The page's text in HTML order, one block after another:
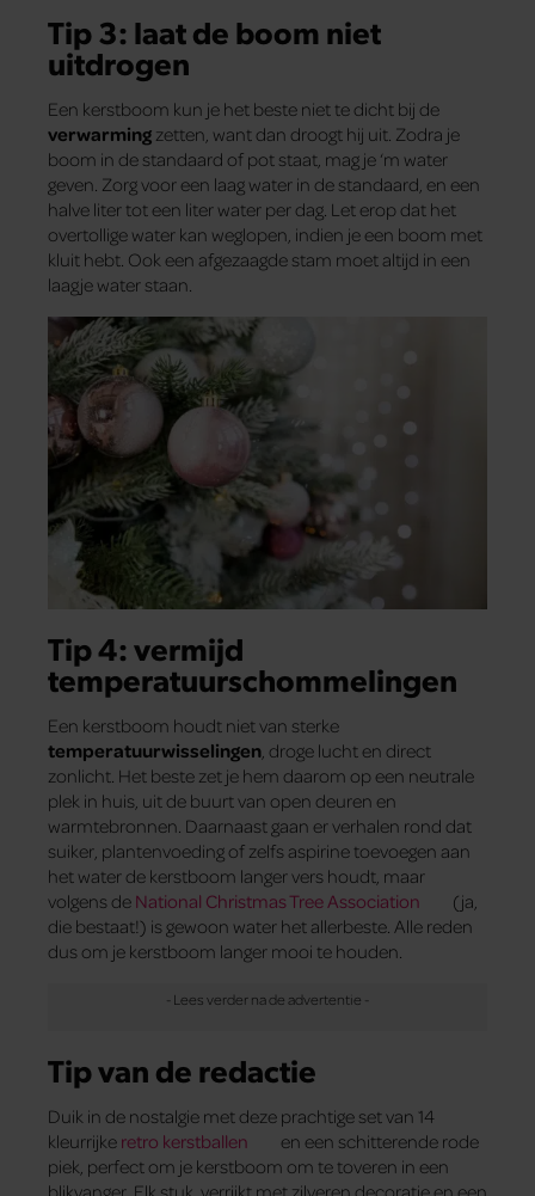
Tip 3: laat de boom niet
uitdrogen
Een kerstboom kun je het beste niet te dicht bij de
verwarming zetten, want dan droogt hij uit. Zodra je
boom in de standaard of pot staat, mag je ‘m water
geven. Zorg voor een laag water in de standaard, en een
halve liter tot een liter water per dag. Let erop dat het
overtollige water kan weglopen, indien je een boom met
kluit hebt. Ook een afgezaagde stam moet altijd in een
laagje water staan.
Tip 4: vermijd
temperatuurschommelingen
Een kerstboom houdt niet van sterke
temperatuurwisselingen , droge lucht en direct
zonlicht. Het beste zet je hem daarom op een neutrale
plek in huis, uit de buurt van open deuren en
warmtebronnen. Daarnaast gaan er verhalen rond dat
suiker, plantenvoeding of zelfs aspirine toevoegen aan
het water de kerstboom langer vers houdt, maar
volgens de National Christmas Tree Association
(ja,
die bestaat!) is gewoon water het allerbeste. Alle reden
dus om je kerstboom langer mooi te houden.
Tip van de redactie
Duik in de nostalgie met deze prachtige set van 14
kleurrijke retro kerstballen
en een schitterende rode
piek, perfect om je kerstboom om te toveren in een